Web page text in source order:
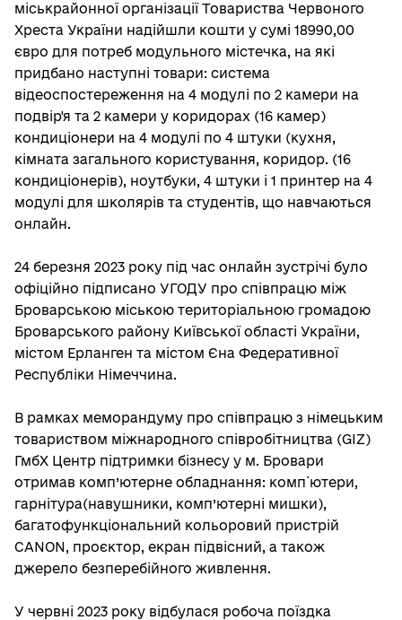
міськрайонної організації Товариства Червоного
Хреста України надійшли кошти у сумі 18990,00
євро для потреб модульного містечка, на які
придбано наступні товари: система
відеоспостереження на 4 модулі по 2 камери на
подвір'я та 2 камери у коридорах (16 камер)
кондиціонери на 4 модулі по 4 штуки (кухня,
кімната загального користування, коридор. (16
кондиціонерів), ноутбуки, 4 штуки і 1 принтер на 4
модулі для школярів та студентів, що навчаються
онлайн.
24 березня 2023 року під час онлайн зустрічі було
офіційно підписано УГОДУ про співпрацю між
Броварською міською територіальною громадою
Броварського району Київської області України,
містом Ерланген та містом Єна Федеративної
Республіки Німеччина.
В рамках меморандуму про співпрацю з німецьким
товариством міжнародного співробітництва (GIZ)
ГмбХ Центр підтримки бізнесу у м. Бровари
отримав комп’ютерне обладнання: комп`ютери,
гарнітура(навушники, комп’ютерні мишки),
багатофункціональний кольоровий пристрій
CANON, проєктор, екран підвісний, а також
джерело безперебійного живлення.
У червні 2023 року відбулася робоча поїздка